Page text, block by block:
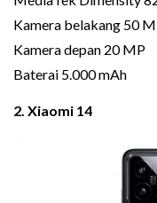
Kamera belakang 50
Kamera depan 20 MP
Baterai 5.000 mAh
2. Xiaomi 14